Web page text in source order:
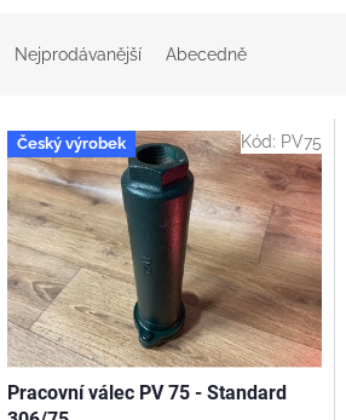
Nejprodávanější Abecedně
Český výrobek
Pracovní válec PV 75 - Standard
Kód: PV75